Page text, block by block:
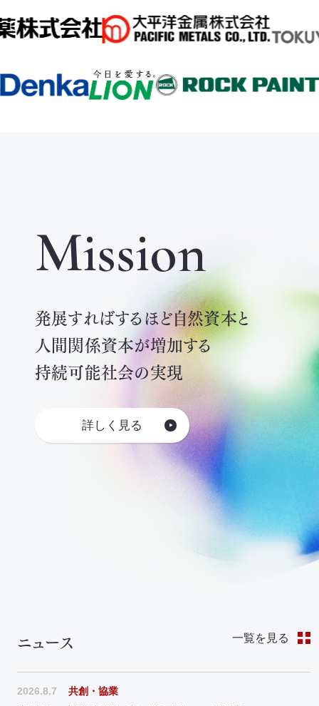
Mission
発展すればするほど自然資本と
人間関係資本が増加する
持続可能社会の実現
詳しく見る
ニュース 一覧を見る
2026.8.7 共創・協業